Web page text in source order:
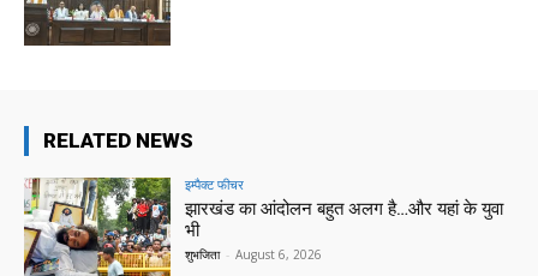
RELATED NEWS
इम्पैक्ट फीचर
झारखंड का आंदोलन बहुत अलग है…और यहां के युवा
भी
शुभजिता - August 6, 2026